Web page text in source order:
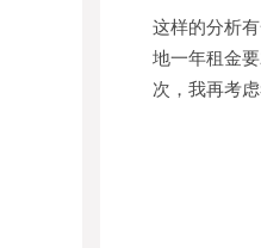
这样的分析
地一年租金
次，我再考